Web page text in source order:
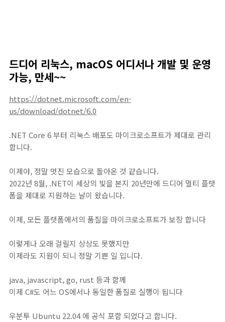
드디어 리눅스, macOS 어디서나 개발 및 운영
가능, 만세~~
https://dotnet.microsoft.com/en-
us/download/dotnet/6.0
.NET Core 6 부터 리눅스 배포도 마이크로소프트가 제대로 관리
합니다.
이제야, 정말 멋진 모습으로 돌아온 것 같습니다.
2022년 8월, .NET이 세상의 빛을 본지 20년만에 드디어 멀티 플랫
폼을 제대로 지원하는 날이 왔습니다.
이제, 모든 플랫폼에서의 품질을 마이크로소프트가 보장 합니다
이렇게나 오래 걸릴지 상상도 못했지만
이제라도 지원이 되니 정말 기쁜 일 입니다.
java, javascript, go, rust 등과 함께
이제 C#도 어느 OS에서나 동일한 품질로 실행이 됩니다
우분투 Ubuntu 22.04 에 공식 포함 되었다고 합니다.